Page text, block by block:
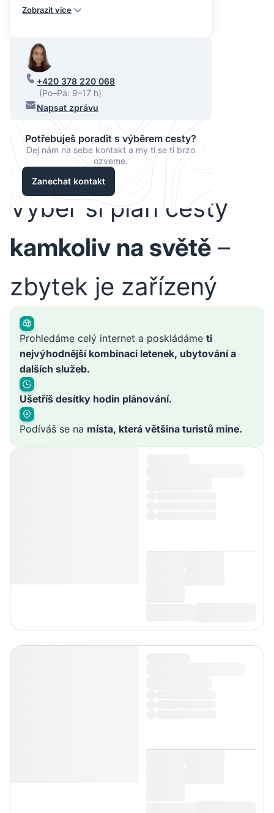
Zobrazit více
+420 378 220 068
(Po–Pá: 9–17 h)
Napsat zprávu
Potřebuješ poradit s výběrem cesty?
Dej nám na sebe kontakt a my ti se ti brzo
ozveme.
Zanechat kontakt
Vyber si plán cesty
kamkoliv na světě –
zbytek je zařízený
Prohledáme celý internet a poskládáme ti
nejvýhodnější kombinaci letenek, ubytování a
dalších služeb.
Ušetříš desítky hodin plánování.
Podíváš se na místa, která většina turistů mine.